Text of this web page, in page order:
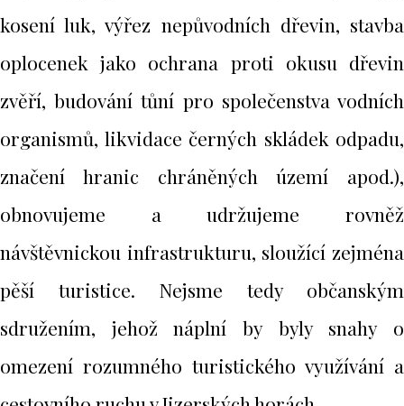
kosení luk, výřez nepůvodních dřevin, stavba
oplocenek jako ochrana proti okusu dřevin
zvěří, budování tůní pro společenstva vodních
organismů, likvidace černých skládek odpadu,
značení hranic chráněných území apod.),
obnovujeme a udržujeme rovněž
návštěvnickou infrastrukturu, sloužící zejména
pěší turistice. Nejsme tedy občanským
sdružením, jehož náplní by byly snahy o
omezení rozumného turistického využívání a